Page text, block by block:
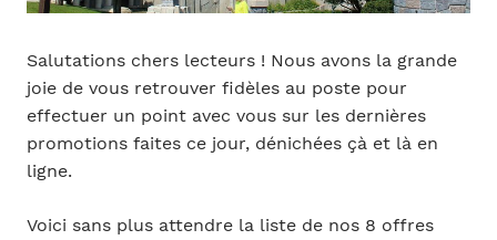
Salutations chers lecteurs ! Nous avons la grande
joie de vous retrouver fidèles au poste pour
effectuer un point avec vous sur les dernières
promotions faites ce jour, dénichées çà et là en
ligne.
Voici sans plus attendre la liste de nos 8 offres